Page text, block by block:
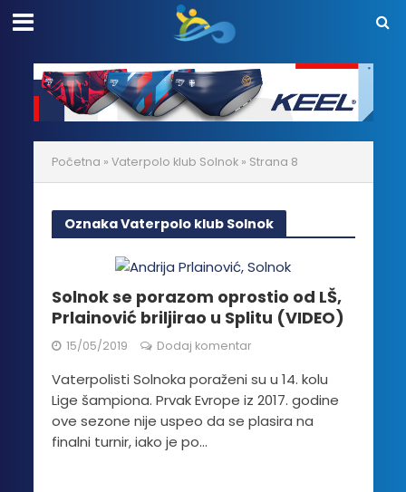
Početna » Vaterpolo klub Solnok» Strana 8
Oznaka Vaterpolo klub Solnok
Solnok se porazom oprostio od LŠ,
Prlainović briljirao u Splitu (VIDEO)
15/05/2019 Dodaj komentar
Vaterpolisti Solnoka poraženi su u 14. kolu
Lige šampiona. Prvak Evrope iz 2017. godine
ove sezone nije uspeo da se plasira na
finalni turnir, iako je po...